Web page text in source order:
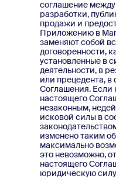
соглашение
разработки,
продажи и
Приложению в
заменяют собой
договоренности,
установленные в
деятельности, в
или прецедента,
Соглашения. Если
настоящего
незаконным,
исковой силы в
изменено таким
максимально
это невозможно,
настоящего
юридическую